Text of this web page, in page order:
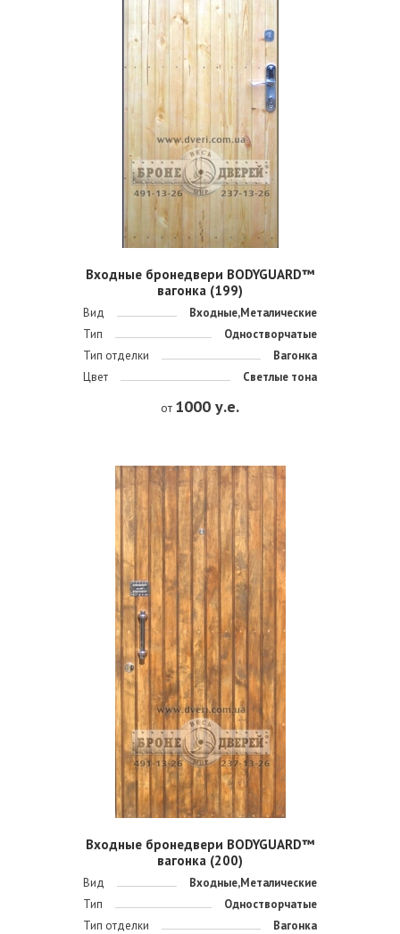
Входные бронедвери BODYGUARD™
вагонка (199)
Вид
Входные,Металические
Тип
Одностворчатые
Тип отделки
Вагонка
Цвет
Светлые тона
от 1000 у.е.
Входные бронедвери BODYGUARD™
вагонка (200)
Вид
Входные,Металические
Тип
Одностворчатые
Тип отделки
Вагонка